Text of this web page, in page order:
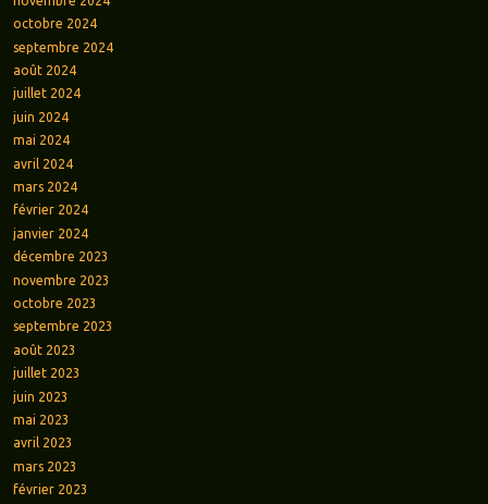
octobre 2024
septembre 2024
août 2024
juillet 2024
juin 2024
mai 2024
avril 2024
mars 2024
février 2024
janvier 2024
décembre 2023
novembre 2023
octobre 2023
septembre 2023
août 2023
juillet 2023
juin 2023
mai 2023
avril 2023
mars 2023
février 2023